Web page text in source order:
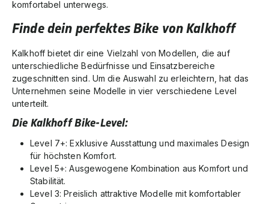
komfortabel unterwegs.
Finde dein perfektes Bike von Kalkhoff
Kalkhoff bietet dir eine Vielzahl von Modellen, die auf
unterschiedliche Bedürfnisse und Einsatzbereiche
zugeschnitten sind. Um die Auswahl zu erleichtern, hat das
Unternehmen seine Modelle in vier verschiedene Level
unterteilt.
Die Kalkhoff Bike-Level:
Level 7+: Exklusive Ausstattung und maximales Design
für höchsten Komfort.
Level 5+: Ausgewogene Kombination aus Komfort und
Stabilität.
Level 3: Preislich attraktive Modelle mit komfortabler